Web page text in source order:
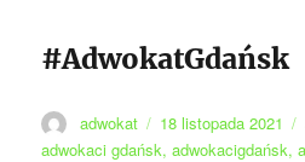
#AdwokatGdańsk
Autor
adwokat
Data
publikacji
18 listopada 2021
adwokaci gdańsk,adwokacigdańsk,